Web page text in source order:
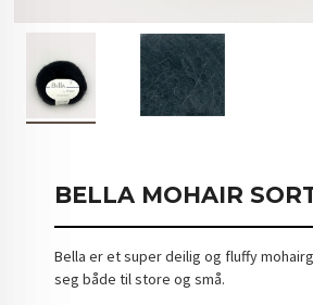
BELLA MOHAIR
Bella er et super deilig og fluffy
seg både til store og små.